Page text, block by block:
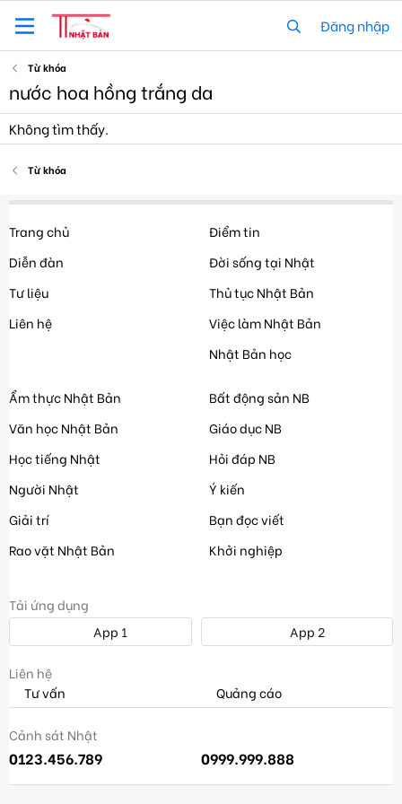
Đăng nhập
Từ khóa
nước hoa hồng trắng da
Không tìm thấy.
Từ khóa
Trang chủ
Diễn đàn
Tư liệu
Liên hệ
Điểm tin
Đời sống tại Nhật
Thủ tục Nhật Bản
Việc làm Nhật Bản
Nhật Bản học
Ẩm thực Nhật Bản
Văn học Nhật Bản
Học tiếng Nhật
Người Nhật
Giải trí
Rao vặt Nhật Bản
Bất động sản NB
Giáo dục NB
Hỏi đáp NB
Ý kiến
Bạn đọc viết
Khởi nghiệp
Tải ứng dụng
App 1
App 2
Liên hệ
Tư vấn
Quảng cáo
Cảnh sát Nhật
0123.456.789 0999.999.888